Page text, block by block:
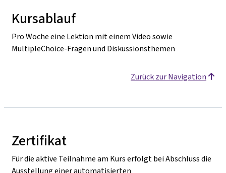
Kursablauf
Pro Woche eine Lektion mit einem Video sowie
MultipleChoice-Fragen und Diskussionsthemen
Zurück zur Navigation
Zertifikat
Für die aktive Teilnahme am Kurs erfolgt bei Abschluss die
Ausstellung einer automatisierten